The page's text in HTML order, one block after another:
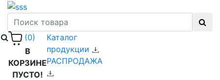
(0)
В
КОРЗИНЕ
ПУСТО!
Каталог
продукции
РАСПРОДАЖА